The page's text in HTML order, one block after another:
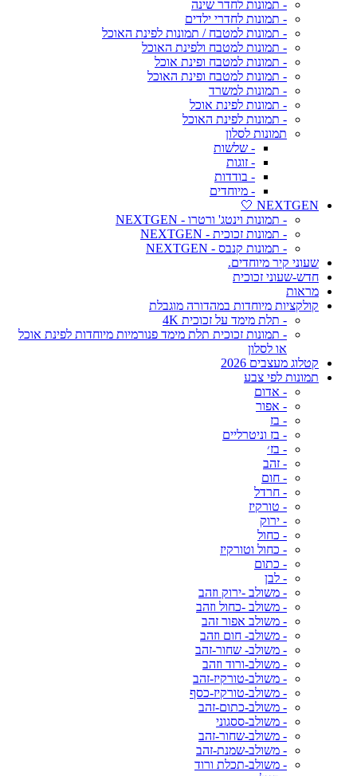
- תמונות לחדר שינה
- תמונות לחדרי ילדים
- תמונות למטבח / תמונות לפינת האוכל
- תמונות למטבח ולפינת האוכל
- תמונות למטבח ופינת אוכל
- תמונות למטבח ופינת האוכל
- תמונות למשרד
- תמונות לפינת אוכל
- תמונות לפינת האוכל
תמונות לסלון
- שלשות
- זוגות
- בודדות
- מיוחדים
NEXTGEN 🤍
- תמונות וינטג' ורטרו - NEXTGEN
- תמונות זכוכית - NEXTGEN
- תמונות קנבס - NEXTGEN
שעוני קיר מיוחדים.
חדש-שעוני זכוכית
מראות
קולקציות מיוחדות במהדורה מוגבלת
- תלת מימד על זכוכית 4K
- תמונות זכוכית תלת מימד פנורמיות מיוחדות לפינת אוכל
או לסלון
קטלוג מעצבים 2026
תמונות לפי צבע
- אדום
- אפור
- בז
- בז וניטרליים
- בז׳
- זהב
- חום
- חרדל
- טורקיז
- ירוק
- כחול
- כחול וטורקיז
- כתום
- לבן
- משולב -ירוק וזהב
- משולב -כחול וזהב
- משולב אפור זהב
- משולב- חום וזהב
- משולב- שחור-זהב
- משולב-ורוד וזהב
- משולב-טורקיז-זהב
- משולב-טורקיז-כסף
- משולב-כתום-זהב
- משולב-ססגוני
- משולב-שחור-זהב
- משולב-שמנת-זהב
- משולב-תכלת ורוד